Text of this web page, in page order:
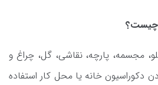
چیست؟
مجسمه، پارچه، نقاشی، گل، چراغ و
دکوراسیون خانه یا محل کار استفاده